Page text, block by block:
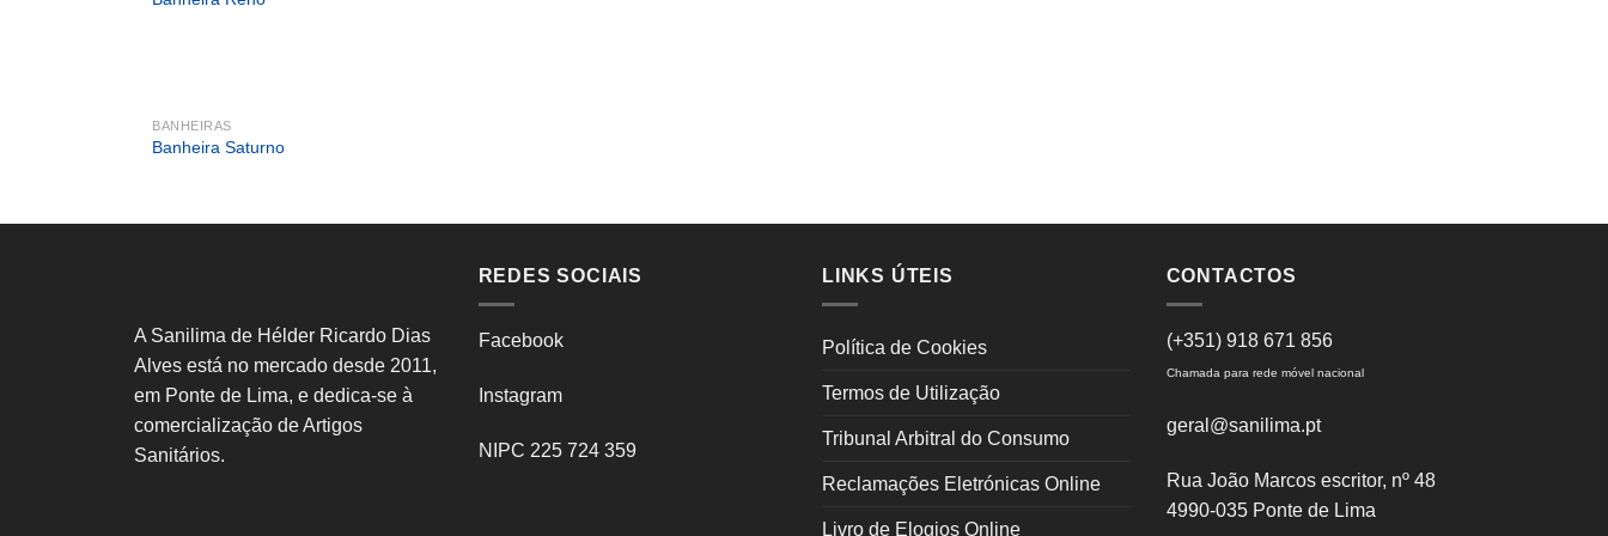
BANHEIRAS
Banheira Saturno
A Sanilima de Hélder Ricardo Dias
Alves está no mercado desde 2011,
em Ponte de Lima, e dedica-se à
comercialização de Artigos
Sanitários.
REDES SOCIAIS
Facebook
Instagram
NIPC 225 724 359
LINKS ÚTEIS
Política de Cookies
Termos de Utilização
Tribunal Arbitral do Consumo
Reclamações Eletrónicas Online
Livro de Elogios Online
CONTACTOS
(+351) 918 671 856
Chamada para rede móvel nacional
geral@sanilima.pt
Rua João Marcos escritor, nº 48
4990-035 Ponte de Lima